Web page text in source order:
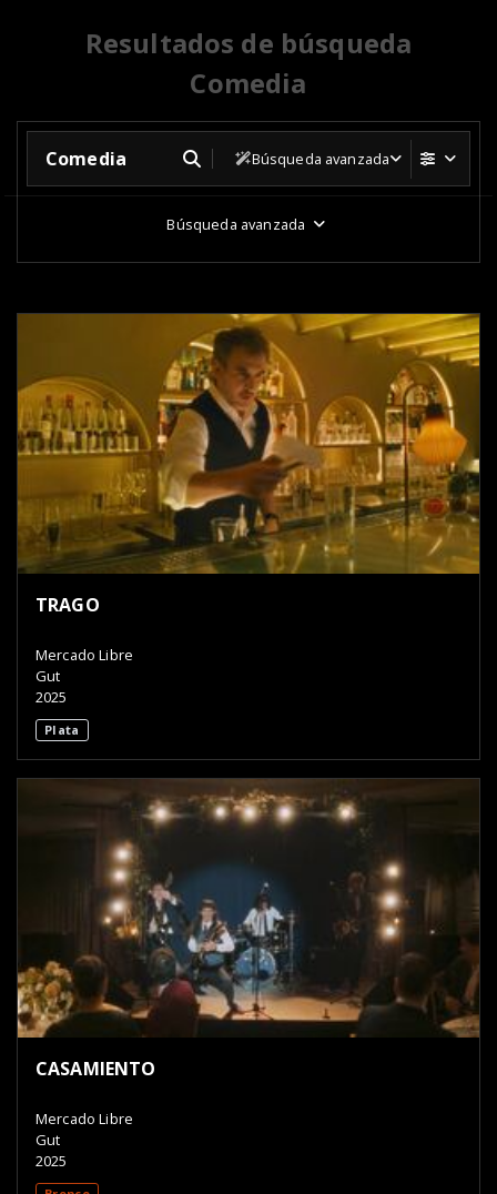
Resultados de búsqueda
Comedia
Búsqueda avanzada
Búsqueda avanzada
TRAGO
Mercado Libre
Gut
2025
Plata
CASAMIENTO
Mercado Libre
Gut
2025